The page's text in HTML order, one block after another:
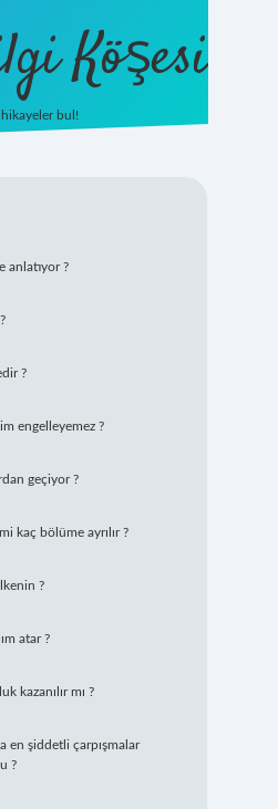
Köşesi
bul!
anlatıyor ?
?
engelleyemez ?
geçiyor ?
kaç bölüme ayrılır ?
?
atar ?
kazanılır mı ?
en şiddetli çarpışmalar
?